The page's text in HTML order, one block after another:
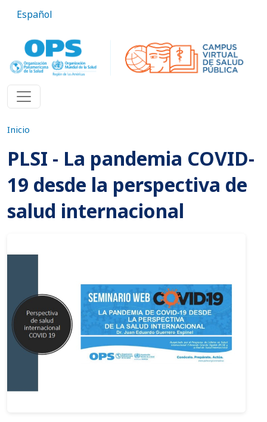
Español
Inicio
PLSI - La pandemia COVID-
19 desde la perspectiva de
salud internacional